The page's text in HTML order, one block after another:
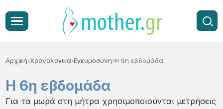
Αρχική Χρονολογικά Εγκυμοσύνη Η 6η εβδομάδα
Η 6η εβδομάδα
Για τα μωρά στη μήτρα χρησιμοποιούνται μετρήσεις